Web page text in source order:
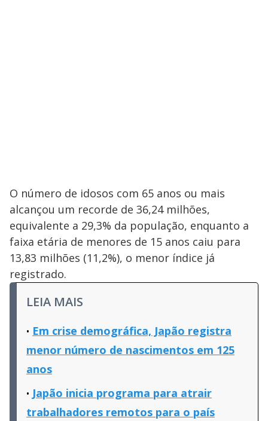
O número de idosos com 65 anos ou mais
alcançou um recorde de 36,24 milhões,
equivalente a 29,3% da população, enquanto a
faixa etária de menores de 15 anos caiu para
13,83 milhões (11,2%), o menor índice já
registrado.
LEIA MAIS
Em crise demográfica, Japão registra
menor número de nascimentos em 125
anos
Japão inicia programa para atrair
trabalhadores remotos para o país